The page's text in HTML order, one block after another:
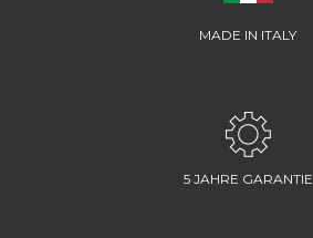
MADE IN ITALY
5 JAHRE GARANTIE